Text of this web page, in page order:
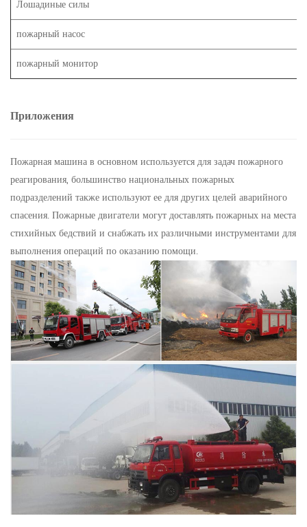
Лошадиные силы
пожарный насос
пожарный монитор
Приложения
Пожарная машина в основном используется для задач пожарного
реагирования, большинство национальных пожарных
подразделений также используют ее для других целей аварийного
спасения. Пожарные двигатели могут доставлять пожарных на места
стихийных бедствий и снабжать их различными инструментами для
выполнения операций по оказанию помощи.